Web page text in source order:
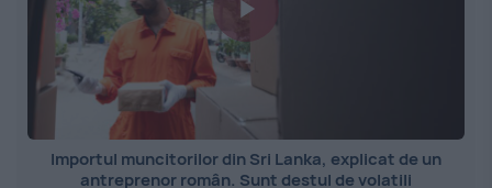
Importul muncitorilor din Sri Lanka, explicat de un
antreprenor român. Sunt destul de volatili